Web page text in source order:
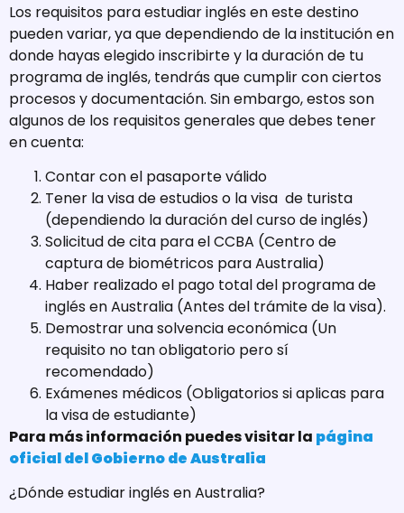
Los requisitos para estudiar inglés en este destino
pueden variar, ya que dependiendo de la institución en
donde hayas elegido inscribirte y la duración de tu
programa de inglés, tendrás que cumplir con ciertos
procesos y documentación. Sin embargo, estos son
algunos de los requisitos generales que debes tener
en cuenta:
Contar con el pasaporte válido
Tener la visa de estudios o la visa de turista
(dependiendo la duración del curso de inglés)
Solicitud de cita para el CCBA (Centro de
captura de biométricos para Australia)
Haber realizado el pago total del programa de
inglés en Australia (Antes del trámite de la visa).
Demostrar una solvencia económica (Un
requisito no tan obligatorio pero sí
recomendado)
Exámenes médicos (Obligatorios si aplicas para
la visa de estudiante)
Para más información puedes visitar la página
oficial del Gobierno de Australia
¿Dónde estudiar inglés en Australia?